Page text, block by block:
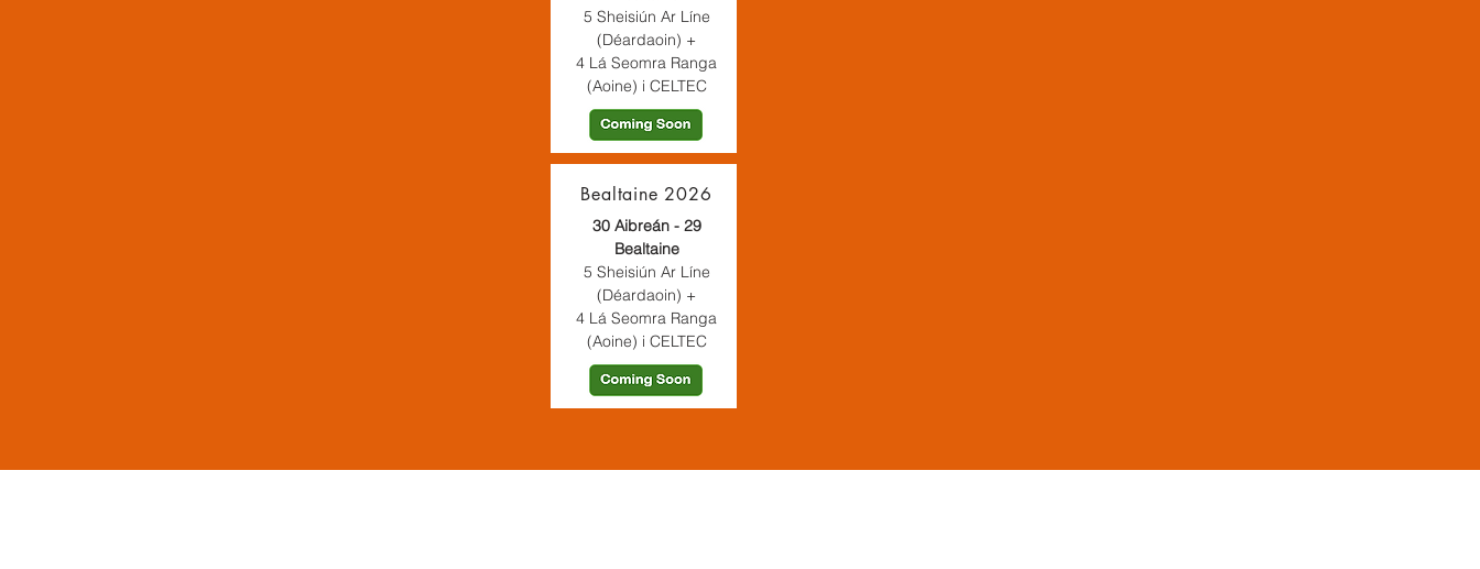
5 Sheisiún Ar Líne
(Déardaoin) +
4 Lá Seomra Ranga
(Aoine) i CELTEC
Bealtaine 2026
30 Aibreán - 29
Bealtaine
5 Sheisiún Ar Líne
(Déardaoin) +
4 Lá Seomra Ranga
(Aoine) i CELTEC